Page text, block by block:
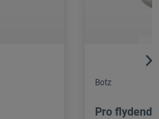
Botz
Pro